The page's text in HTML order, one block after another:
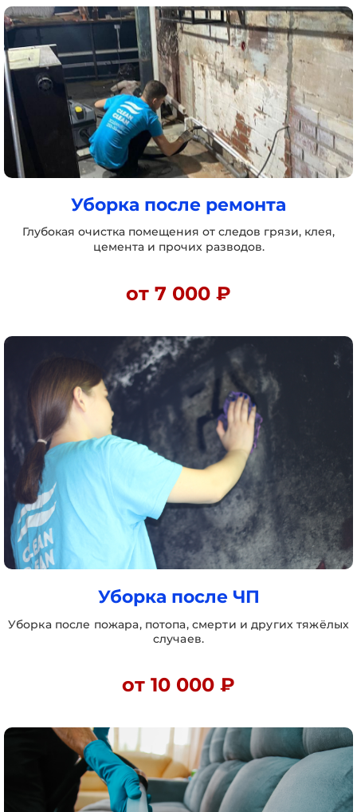
Уборка после ремонта
Глубокая очистка помещения от следов грязи, клея,
цемента и прочих разводов.
от 7 000 ₽
Уборка после ЧП
Уборка после пожара, потопа, смерти и других тяжёлых
случаев.
от 10 000 ₽